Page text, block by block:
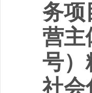
务项
营主
号）
社会